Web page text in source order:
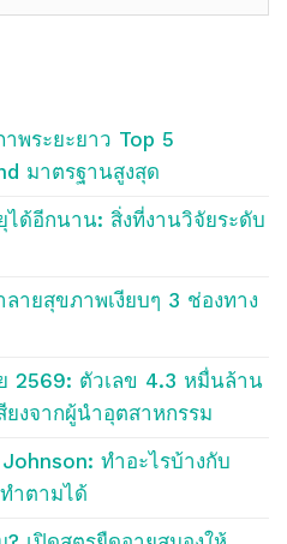
พระยะยาว Top 5
มาตรฐานสูงสุด
ด้อีกนาน: สิ่งที่งานวิจัยระดับ
ายสุขภาพเงียบๆ 3 ช่องทาง
2569: ตัวเลข 4.3 หมื่นล้าน
งจากผู้นำอุตสาหกรรม
ทำอะไรบ้างกับ
ำตามได้